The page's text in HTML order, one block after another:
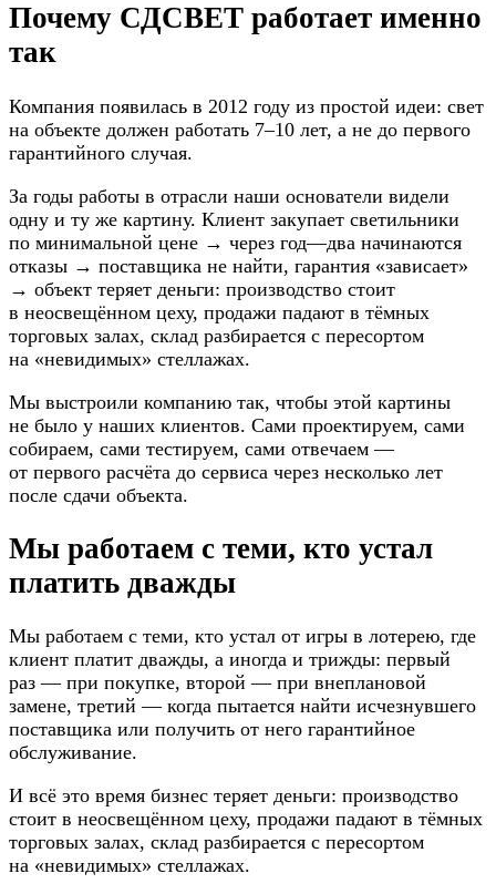
Почему СДСВЕТ работает именно
так
Компания появилась в 2012 году из простой идеи: свет
на объекте должен работать 7–10 лет, а не до первого
гарантийного случая.
За годы работы в отрасли наши основатели видели
одну и ту же картину. Клиент закупает светильники
по минимальной цене → через год—два начинаются
отказы → поставщика не найти, гарантия «зависает»
→ объект теряет деньги: производство стоит
в неосвещённом цеху, продажи падают в тёмных
торговых залах, склад разбирается с пересортом
на «невидимых» стеллажах.
Мы выстроили компанию так, чтобы этой картины
не было у наших клиентов. Сами проектируем, сами
собираем, сами тестируем, сами отвечаем —
от первого расчёта до сервиса через несколько лет
после сдачи объекта.
Мы работаем с теми, кто устал
платить дважды
Мы работаем с теми, кто устал от игры в лотерею, где
клиент платит дважды, а иногда и трижды: первый
раз — при покупке, второй — при внеплановой
замене, третий — когда пытается найти исчезнувшего
поставщика или получить от него гарантийное
обслуживание.
И всё это время бизнес теряет деньги: производство
стоит в неосвещённом цеху, продажи падают в тёмных
торговых залах, склад разбирается с пересортом
на «невидимых» стеллажах.